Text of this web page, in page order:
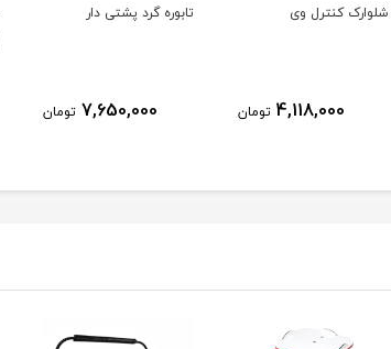
شلوارک کنترل وی
4,118,000 تومان
تابوره گرد پشتی دار
7,650,000 تومان